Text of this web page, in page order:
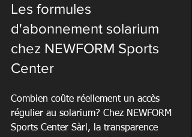
Les formules
d'abonnement solarium
chez NEWFORM Sports
Center
Combien coûte réellement un accès
régulier au solarium? Chez NEWFORM
Sports Center Sàrl, la transparence